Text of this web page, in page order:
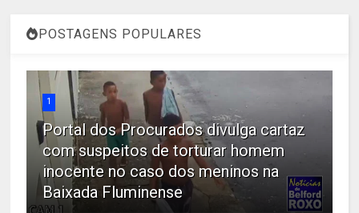
POSTAGENS POPULARES
1
Portal dos Procurados divulga cartaz
com suspeitos de torturar homem
inocente no caso dos meninos na
Baixada Fluminense